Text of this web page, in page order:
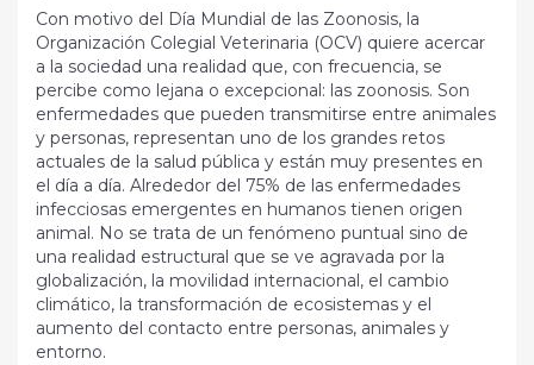
Con motivo del Día Mundial de las Zoonosis, la
Organización Colegial Veterinaria (OCV) quiere acercar
a la sociedad una realidad que, con frecuencia, se
percibe como lejana o excepcional: las zoonosis. Son
enfermedades que pueden transmitirse entre animales
y personas, representan uno de los grandes retos
actuales de la salud pública y están muy presentes en
el día a día. Alrededor del 75% de las enfermedades
infecciosas emergentes en humanos tienen origen
animal. No se trata de un fenómeno puntual sino de
una realidad estructural que se ve agravada por la
globalización, la movilidad internacional, el cambio
climático, la transformación de ecosistemas y el
aumento del contacto entre personas, animales y
entorno.